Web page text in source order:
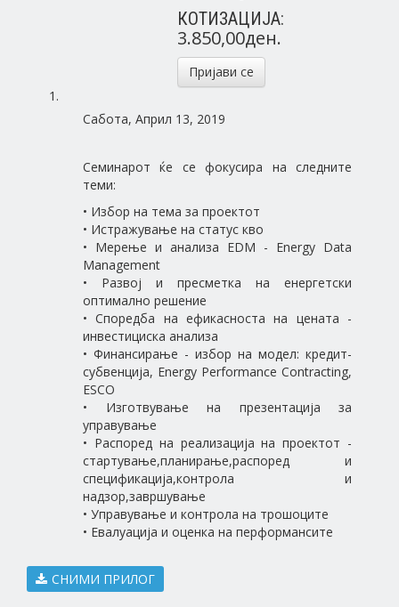
КОТИЗАЦИЈА:
3.850,00ден.
Пријави се
Сабота, Април 13, 2019
Семинарот ќе се фокусира на следните
теми:
• Избор на тема за проектот
• Истражување на статус кво
• Мерење и анализа EDM - Energy Data
Management
• Развој и пресметка на енергетски
оптимално решение
• Споредба на ефикасноста на цената -
инвестициска анализа
• Финансирање - избор на модел: кредит-
субвенција, Energy Performance Contracting,
ESCO
• Изготвување на презентација за
управување
• Распоред на реализација на проектот -
стартување,планирање,распоред и
спецификација,контрола и
надзор,завршување
• Управување и контрола на трошоците
• Евалуација и оценка на перформансите
СНИМИ ПРИЛОГ